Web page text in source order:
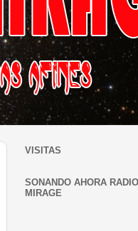
VISITAS
SONANDO AHORA RADIO
MIRAGE